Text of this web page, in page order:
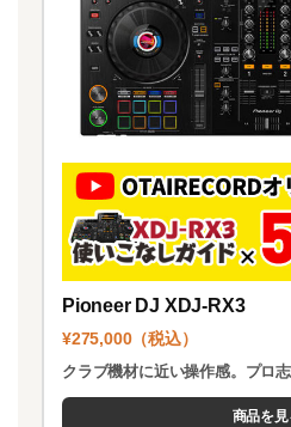
Pioneer DJ XDJ-RX3
¥275,000（税込）
クラブ機材に近い操作感。プロ
商品を見